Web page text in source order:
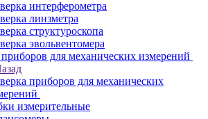
интерферометра
линзметра
структуроскопа
эвольвентомера
для механических измерений
приборов для механических
измерительные